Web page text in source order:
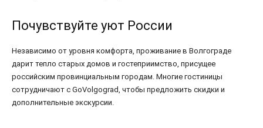
Почувствуйте уют России
Независимо от уровня комфорта, проживание в Волгограде
дарит тепло старых домов и гостеприимство, присущее
российским провинциальным городам. Многие гостиницы
сотрудничают с GoVolgograd, чтобы предложить скидки и
дополнительные экскурсии.